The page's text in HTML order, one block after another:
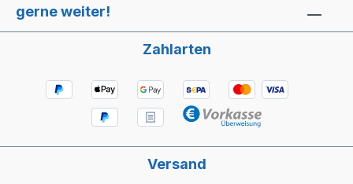
gerne weiter!
Zahlarten
Versand